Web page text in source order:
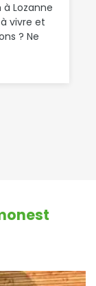
Lozanne
vivre et
? Ne